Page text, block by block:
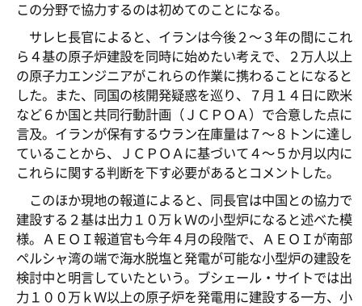
この分野で協力するのは初めてのことになる。
サレヒ長官によると、イランは今後２～３年の間にこれ
ら４基の原子炉建設を同時に始めたい考えで、２万人以上
の原子力エンジニアがこれらの作業に携わることになると
した。また、同国の核開発疑惑を巡り、７月１４日に欧米
など６か国と共同行動計画（ＪＣＰＯＡ）で合意した点に
言及。イランが保有するウラン在庫量は７～８トンに達し
ていることから、ＪＣＰＯＡに基づいて４～５か月以内に
これらに関する判断を下す必要があるとコメントした。
このほか現地の報道によると、同長官は中国との協力で
建設する２基は出力１０万ｋＷの小型炉になると述べた模
様。ＡＥＯＩ報道官も今年４月の段階で、ＡＥＯＩが南部
ペルシャ湾の端で海水脱塩と発電が可能な小型炉の建設を
検討中と明言していたという。ブシェール・サイトでは出
力１００万ｋＷ以上の原子炉を発電用に建設する一方、小